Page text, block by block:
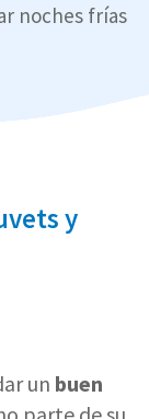
noches frías
y
un buen